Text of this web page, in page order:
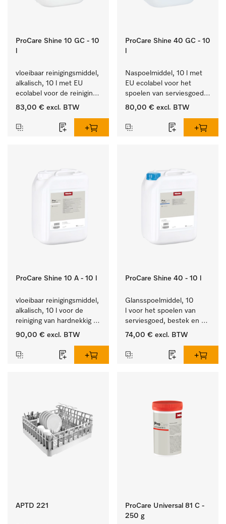
ProCare Shine 10 GC - 10
vloeibaar reinigingsmiddel,
alkalisch, 10 l met EU
ecolabel voor de reiniging
van alledaags vuil op
glazen.
83,00 € excl. BTW
ProCare Shine 40 GC - 10
Naspoelmiddel, 10 l met
EU ecolabel voor het
spoelen van serviesgoed,
bestek en glazen.
80,00 € excl. BTW
ProCare Shine 10 A - 10 l
vloeibaar reinigingsmiddel,
alkalisch, 10 l voor de
reiniging van hardnekkig
vuil op serviesgoed,
90,00 € excl. BTW
ProCare Shine 40 - 10 l
Glansspoelmiddel, 10
l voor het spoelen van
serviesgoed, bestek en
ideaal voor glazen.
74,00 € excl. BTW
APTD 221
ProCare Universal 81 C -
250 g